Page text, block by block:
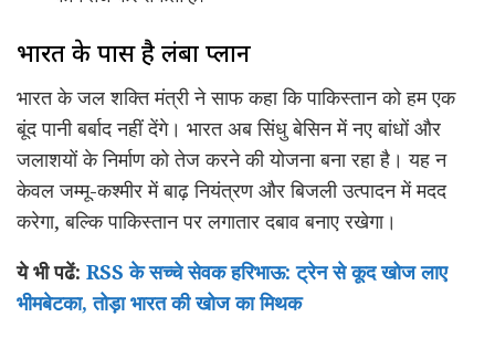
भारत के पास है लंबा प्लान
भारत के जल शक्ति मंत्री ने साफ कहा कि पाकिस्तान को हम एक
बूंद पानी बर्बाद नहीं देंगे। भारत अब सिंधु बेसिन में नए बांधों और
जलाशयों के निर्माण को तेज करने की योजना बना रहा है। यह न
केवल जम्मू-कश्मीर में बाढ़ नियंत्रण और बिजली उत्पादन में मदद
करेगा, बल्कि पाकिस्तान पर लगातार दबाव बनाए रखेगा।
ये भी पढें: RSS के सच्चे सेवक हरिभाऊ: ट्रेन से कूद खोज लाए
भीमबेटका, तोड़ा भारत की खोज का मिथक